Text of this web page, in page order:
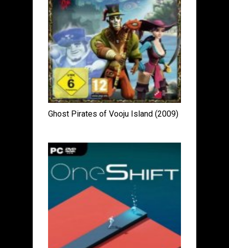
Ghost Pirates of Vooju Island (2009)